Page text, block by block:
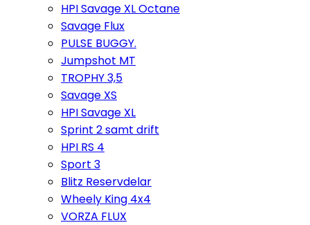
HPI Savage XL Octane
Savage Flux
PULSE BUGGY.
Jumpshot MT
TROPHY 3,5
Savage XS
HPI Savage XL
Sprint 2 samt drift
HPI RS 4
Sport 3
Blitz Reservdelar
Wheely King 4x4
VORZA FLUX